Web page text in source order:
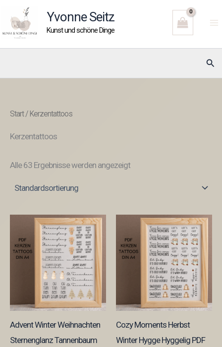
Inhalt
springen
Yvonne Seitz
Kunst und schöne Dinge
Start/ Kerzentattoos
Kerzentattoos
Alle 63 Ergebnisse werden angezeigt
Advent Winter Weihnachten
Sternenglanz Tannenbaum
Cozy Moments Herbst
Winter Hygge Hyggelig PDF